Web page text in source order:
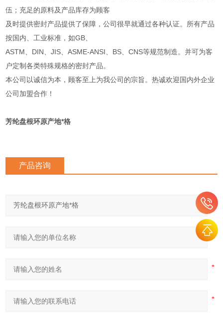
伍；充足的原料及产品库存为顾客
及时提供密封产品提供了保障，公司很早就通过各种认证。所有产品
按国内、工业标准，如GB、
ASTM、DIN、JIS、ASME-ANSI、BS、CNS等规范制造。并可为客
户定制各类特殊规格的密封产品。
本公司以诚信为本，顾客至上为我公司的宗旨。热诚欢迎国内外企业
公司加盟合作！
芳纶盘根环原产地*格
产品咨询